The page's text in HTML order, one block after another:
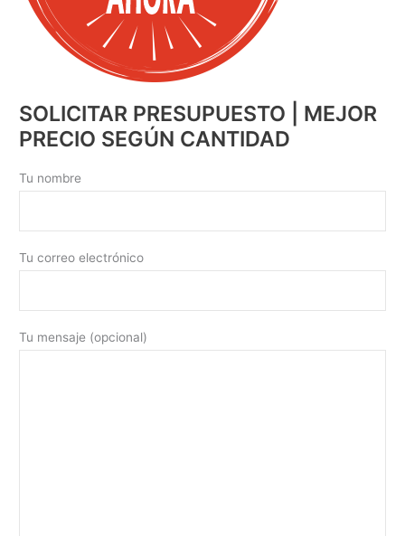
SOLICITAR PRESUPUESTO | MEJOR
PRECIO SEGÚN CANTIDAD
Tu nombre
Tu correo electrónico
Tu mensaje (opcional)